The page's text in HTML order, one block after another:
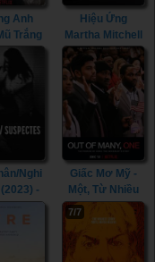
(2019)
Anh
Trắng
- The
Hiệu Ứng
Martha Mitchell
(2022) - The
Martha Mitchell
Effect (2022)
Nghi
-
Giấc Mơ Mỹ -
Một, Từ Nhiều
(2018) - Out Of
Many, One
(2018)
7/7